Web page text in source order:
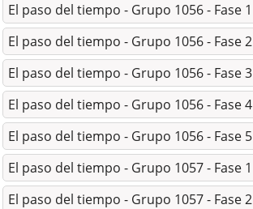
El paso del tiempo - Grupo 1056 - Fase 1
El paso del tiempo - Grupo 1056 - Fase 2
El paso del tiempo - Grupo 1056 - Fase 3
El paso del tiempo - Grupo 1056 - Fase 4
El paso del tiempo - Grupo 1056 - Fase 5
El paso del tiempo - Grupo 1057 - Fase 1
El paso del tiempo - Grupo 1057 - Fase 2